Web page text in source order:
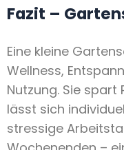
Fazit –
Eine kleine
Wellness,
Nutzung. Sie
lässt sich
stressige